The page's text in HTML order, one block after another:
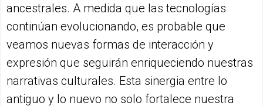
ancestrales. A medida que las tecnologías
continúan evolucionando, es probable que
veamos nuevas formas de interacción y
expresión que seguirán enriqueciendo nuestras
narrativas culturales. Esta sinergia entre lo
antiguo y lo nuevo no solo fortalece nuestra